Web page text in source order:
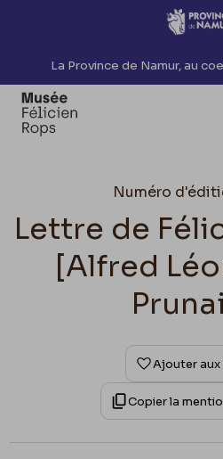
Accèder directement au
La Province de Namur, au
Numéro
Lettre de
[Alfred
Ajouter
Copier la